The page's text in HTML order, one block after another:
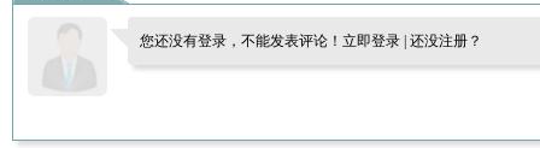
您还没有登录，不能发表评论！ 立即登录 还没注册？